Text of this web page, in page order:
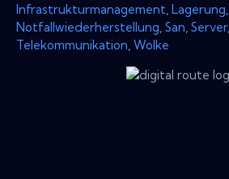
Infrastrukturmanagement Lagerung
Notfallwiederherstellung San Server,
Telekommunikation Wolke